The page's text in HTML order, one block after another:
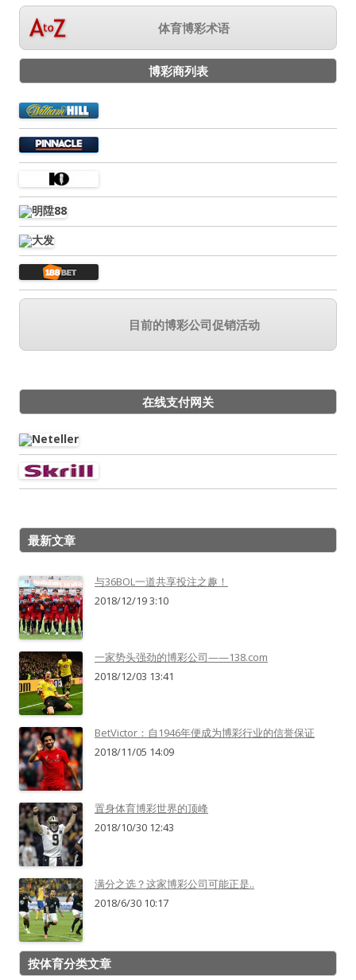
体育博彩术语
博彩商列表
目前的博彩公司促销活动
在线支付网关
最新文章
与36BOL一道共享投注之趣！
2018/12/19 3:10
一家势头强劲的博彩公司——138.com
2018/12/03 13:41
BetVictor：自1946年便成为博彩行业的信誉保证
2018/11/05 14:09
置身体育博彩世界的顶峰
2018/10/30 12:43
满分之选？这家博彩公司可能正是..
2018/6/30 10:17
按体育分类文章